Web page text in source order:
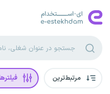
مرتبط‌ترین